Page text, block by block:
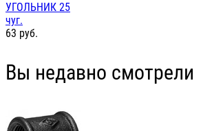
УГОЛЬНИК 25
чуг.
63 руб.
Вы недавно смотрели